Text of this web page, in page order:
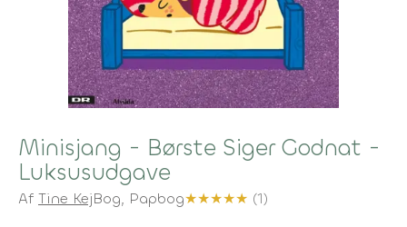
Minisjang - Børste Siger Godnat -
Luksusudgave
Af Tine KejBog, Papbog★★★★★ (1)